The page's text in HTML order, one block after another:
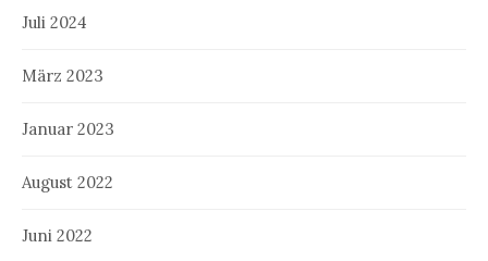
Juli 2024
März 2023
Januar 2023
August 2022
Juni 2022